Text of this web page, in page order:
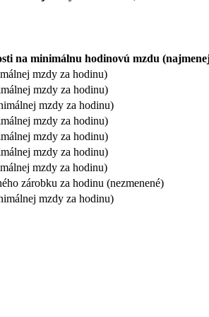
na minimálnu hodinovú mzdu
mzdy za hodinu)
mzdy za hodinu)
mzdy za hodinu)
mzdy za hodinu)
mzdy za hodinu)
mzdy za hodinu)
mzdy za hodinu)
zárobku za hodinu (nezmenené)
mzdy za hodinu)